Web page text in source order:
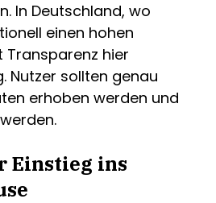
In Deutschland, wo
einen hohen
Transparenz hier
Nutzer sollten genau
erhoben werden und
Einstieg ins